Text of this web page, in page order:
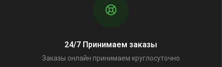
24/7 Принимаем заказы
Заказы онлайн принимаем круглосуточно